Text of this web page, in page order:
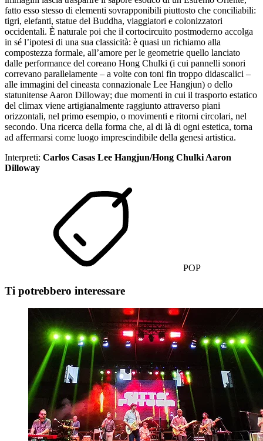
fatto esso stesso di elementi sovrapponibili piuttosto che conciliabili:
tigri, elefanti, statue del Buddha, viaggiatori e colonizzatori
occidentali. È naturale poi che il cortocircuito postmoderno accolga
in sé l’ipotesi di una sua classicità: è quasi un richiamo alla
compostezza formale, all’amore per le geometrie quello lanciato
dalle performance del coreano Hong Chulki (i cui pannelli sonori
correvano parallelamente – a volte con toni fin troppo didascalici –
alle immagini del cineasta connazionale Lee Hangjun) o dello
statunitense Aaron Dilloway; due momenti in cui il trasporto estatico
del climax viene artigianalmente raggiunto attraverso piani
orizzontali, nel primo esempio, o movimenti e ritorni circolari, nel
secondo. Una ricerca della forma che, al di là di ogni estetica, torna
ad affermarsi come luogo imprescindibile della genesi artistica.
Interpreti: Carlos Casas Lee Hangjun/Hong Chulki Aaron
Dilloway
POP
Ti potrebbero interessare